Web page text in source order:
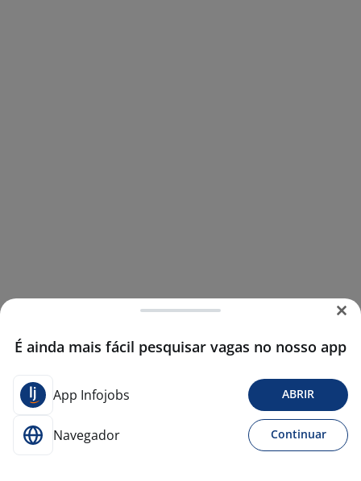
É ainda mais fácil pesquisar vagas no nosso app
App Infojobs ABRIR
Navegador Continuar